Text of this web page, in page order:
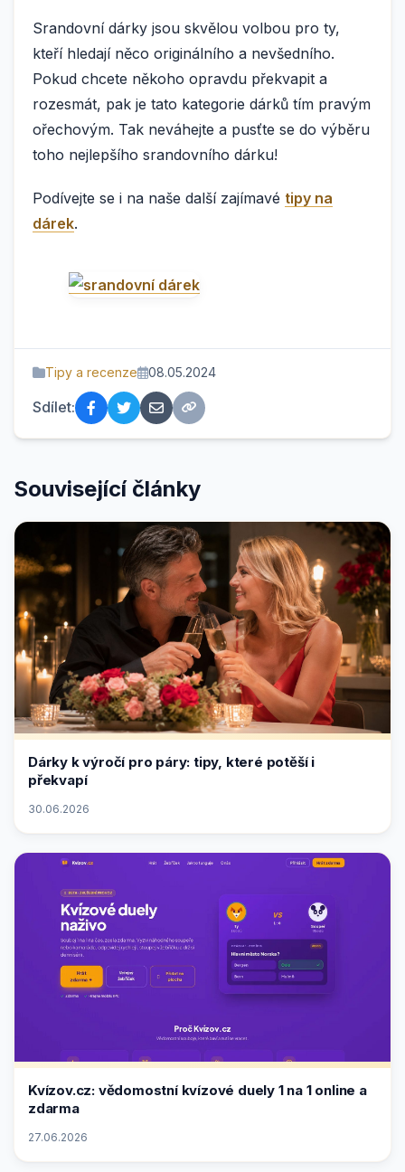
Srandovní dárky jsou skvělou volbou pro ty,
kteří hledají něco originálního a nevšedního.
Pokud chcete někoho opravdu překvapit a
rozesmát, pak je tato kategorie dárků tím pravým
ořechovým. Tak neváhejte a pusťte se do výběru
toho nejlepšího srandovního dárku!
Podívejte se i na naše další zajímavé tipy na
dárek.
Tipy a recenze 08.05.2024
Sdílet:
Související články
Dárky k výročí pro páry: tipy, které potěší i
překvapí
30.06.2026
Kvízov.cz: vědomostní kvízové duely 1 na 1 online a
zdarma
27.06.2026